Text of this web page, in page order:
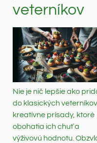
veterníkov
Nie je nič lepšie ako
do klasických veterníkov
kreatívne prísady, ktoré
obohatia ich chuť a
výživovú hodnotu.